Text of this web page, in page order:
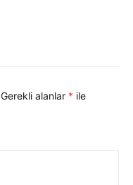
Gerekli alanlar * ile